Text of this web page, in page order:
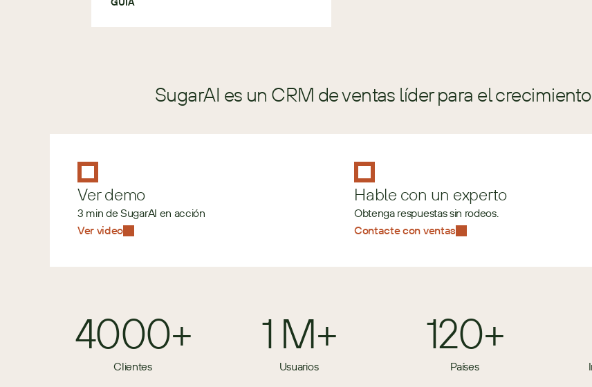
SugarAI es un CRM de ventas líder para el
Ver demo
3 min de SugarAI en acción
Ver video
Hable con un experto
Obtenga respuestas sin rodeos.
Contacte con ventas
4000+
Clientes
1 M+
Usuarios
120+
Países